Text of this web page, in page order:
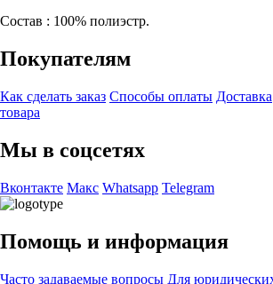
Состав : 100% полиэстр.
Покупателям
Как сделать заказ Способы оплаты Доставка
товара
Мы в соцсетях
Вконтакте Макс Whatsapp Telegram
Помощь и информация
Часто задаваемые вопросы Для